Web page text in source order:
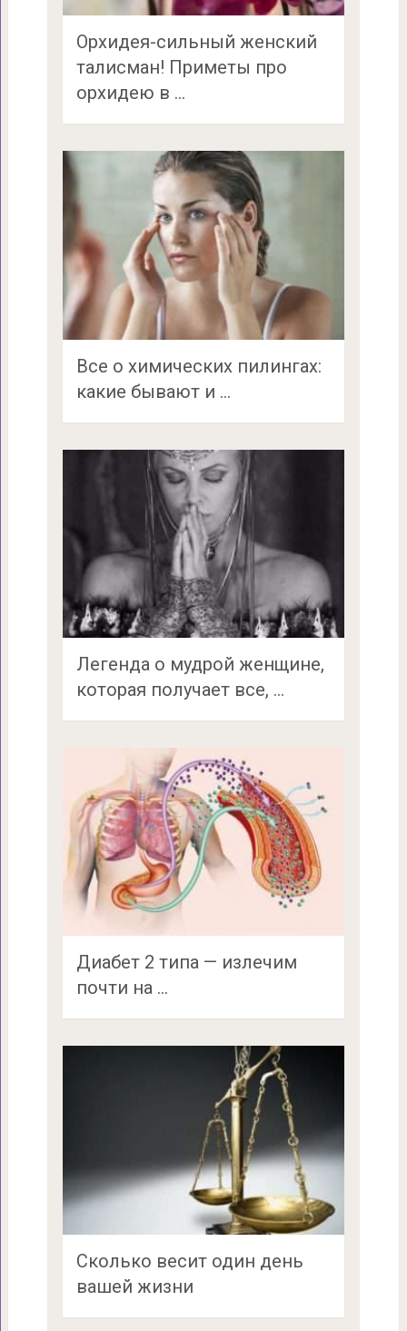
Орхидея-сильный женский
талисман! Приметы про
орхидею в …
Все о химических пилингах:
какие бывают и …
Легенда о мудрой женщине,
которая получает все, …
Диабет 2 типа — излечим
почти на …
Сколько весит один день
вашей жизни